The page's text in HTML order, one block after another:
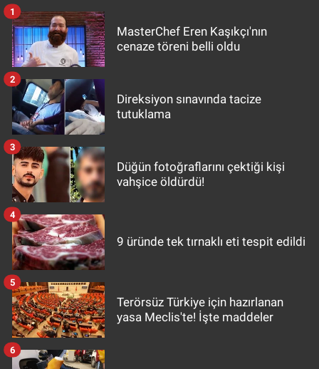
MasterChef Eren Kaşıkçı'nın
cenaze töreni belli oldu
1
Direksiyon sınavında tacize
tutuklama
2
Düğün fotoğraflarını çektiği kişi
vahşice öldürdü!
3
9 üründe tek tırnaklı eti tespit edildi
4
Terörsüz Türkiye için hazırlanan
yasa Meclis'te! İşte maddeler
5
6